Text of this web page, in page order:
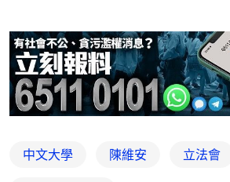
中文大學 陳維安 立法會